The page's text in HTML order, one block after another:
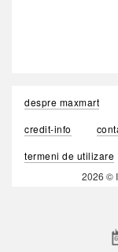
despre maxmart
credit-info
termeni de utilizare
2026 ©